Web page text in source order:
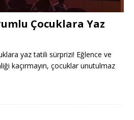
Çocuklara Yaz
yaz tatili sürprizi! Eğlence ve
kaçırmayın, çocuklar unutulmaz